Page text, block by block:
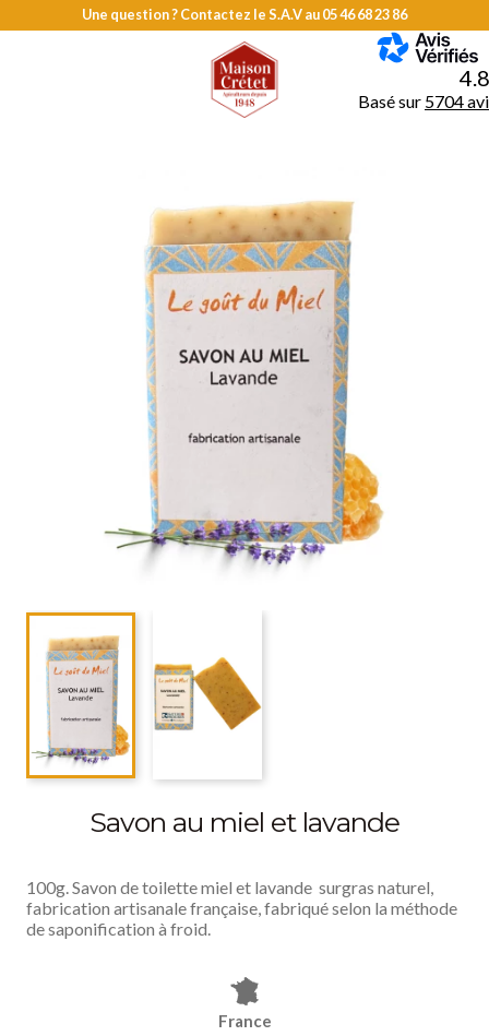
MENU
Une question ? Contactez le S.A.V au05 46 68 23 86
4.8
Basé sur 5704
Savon au miel et lavande
100g. Savon de toilette miel et lavande surgras naturel,
fabrication artisanale française, fabriqué selon la méthode
de saponification à froid.
France